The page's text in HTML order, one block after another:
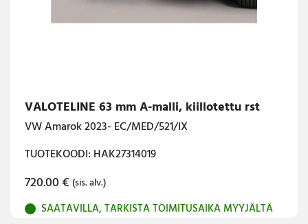
VALOTELINE 63 mm A-malli, kiillotettu rst
VW Amarok 2023- EC/MED/521/IX
TUOTEKOODI: HAK27314019
720.00€ (sis. alv.)
SAATAVILLA, TARKISTA TOIMITUSAIKA MYYJÄLTÄ